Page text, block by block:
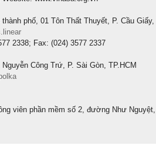
phố, 01 Tôn Thất Thuyết, P. Cầu Giấy,
2338; Fax: (024) 3577 2337
Công Trứ, P. Sài Gòn, TP.HCM
viên phần mềm số 2, đường Như